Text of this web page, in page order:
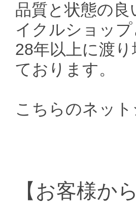
品質と状態の
イクルショップ
28年以上に渡
ております。
こちらのネッ
【お客様